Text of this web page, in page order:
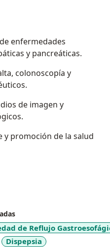
enfermedades
y pancreáticas.
colonoscopía y
de imagen y
y promoción de la salud
clínico y
de Reflujo
Dispepsia